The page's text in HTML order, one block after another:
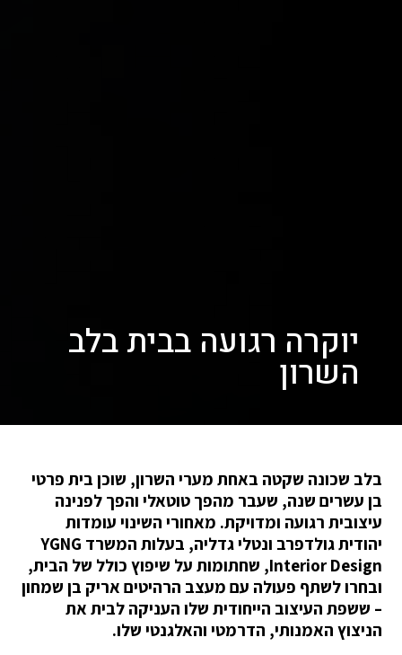
יוקרה רגועה בבית בלב
השרון
בלב שכונה שקטה באחת מערי השרון, שוכן בית פרטי
בן עשרים שנה, שעבר מהפך טוטאלי והפך לפנינה
עיצובית רגועה ומדויקת. מאחורי השינוי עומדות
יהודית גולדפרב ונטלי גדליה, בעלות המשרד YGNG
Interior Design, שחתומות על שיפוץ כולל של הבית,
ובחרו לשתף פעולה עם מעצב הרהיטים אריק בן שמחון
– ששפת העיצוב הייחודית שלו העניקה לבית את
הניצוץ האמנותי, הדרמטי והאלגנטי שלו.